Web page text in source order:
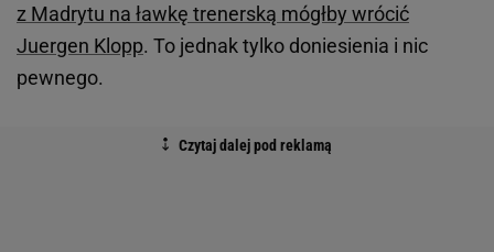
z Madrytu na ławkę trenerską mógłby wrócić
Juergen Klopp. To jednak tylko doniesienia i nic
pewnego.